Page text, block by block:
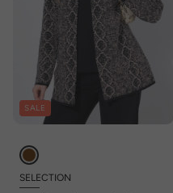
SALE
SELECTION